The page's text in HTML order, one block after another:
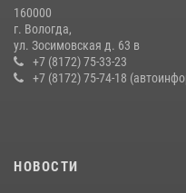
В ВОЛОГДЕ РОСГВАРДЕЙЦЫ
ОТКАЗЫВАВШЕГОСЯ
24 июля 2026, 07:32
160000
г. Вологда,
ул. Зосимовская д. 63 в
+7 (8172) 75-33-23
+7 (8172) 75-74-18
НОВОСТИ